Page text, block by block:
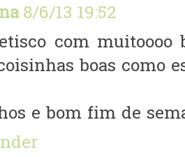
8/6/13 19:52
com muitoooo
boas como
e bom fim de